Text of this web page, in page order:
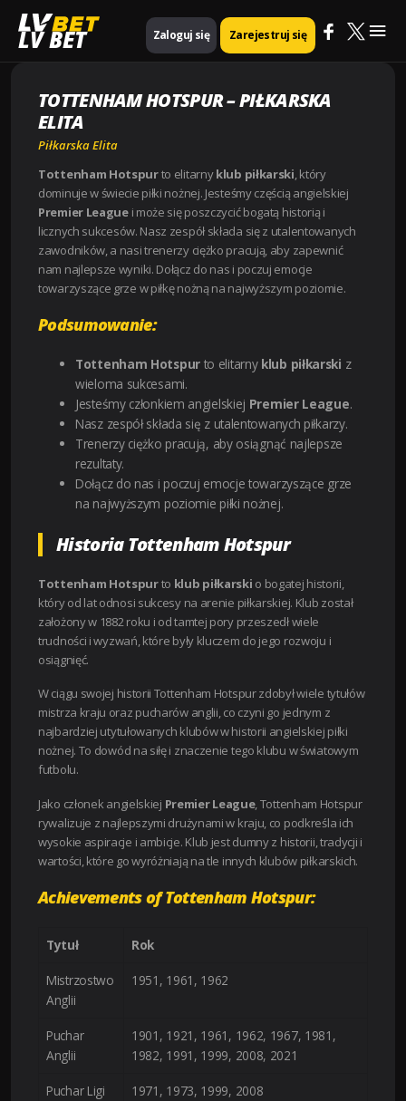
LV BET Zaloguj się Zarejestruj się
Strona główna Piłkarska Elita Tottenham Hotspur – Piłkarska Elita
TOTTENHAM HOTSPUR – PIŁKARSKA
ELITA
Piłkarska Elita
Tottenham Hotspurto elitarnyklub piłkarski, który
dominuje w świecie piłki nożnej. Jesteśmy częścią angielskiej
Premier Leaguei może się poszczycić bogatą historią i
licznych sukcesów. Nasz zespół składa się z utalentowanych
zawodników, a nasi trenerzy ciężko pracują, aby zapewnić
nam najlepsze wyniki. Dołącz do nas i poczuj emocje
towarzyszące grze w piłkę nożną na najwyższym poziomie.
Podsumowanie:
Tottenham Hotspurto elitarny klub piłkarski z
wieloma sukcesami.
Jesteśmy członkiem angielskiej Premier League.
Nasz zespół składa się z utalentowanych piłkarzy.
Trenerzy ciężko pracują, aby osiągnąć najlepsze
rezultaty.
Dołącz do nas i poczuj emocje towarzyszące grze
na najwyższym poziomie piłki nożnej.
Historia Tottenham Hotspur
Tottenham Hotspurto klub piłkarski o bogatej historii,
który od lat odnosi sukcesy na arenie piłkarskiej. Klub został
założony w 1882 roku i od tamtej pory przeszedł wiele
trudności i wyzwań, które były kluczem do jego rozwoju i
osiągnięć.
W ciągu swojej historii Tottenham Hotspur zdobył wiele tytułów
mistrza kraju oraz pucharów anglii, co czyni go jednym z
najbardziej utytułowanych klubów w historii angielskiej piłki
nożnej. To dowód na siłę i znaczenie tego klubu w światowym
futbolu.
Jako członek angielskiej Premier League, Tottenham Hotspur
rywalizuje z najlepszymi drużynami w kraju, co podkreśla ich
wysokie aspiracje i ambicje. Klub jest dumny z historii, tradycji i
wartości, które go wyróżniają na tle innych klubów piłkarskich.
Achievements of Tottenham Hotspur:
Tytuł Rok
Mistrzostwo
Anglii
1951, 1961, 1962
Puchar
Anglii
1901, 1921, 1961, 1962, 1967, 1981,
1982, 1991, 1999, 2008, 2021
Puchar Ligi
1971, 1973, 1999, 2008